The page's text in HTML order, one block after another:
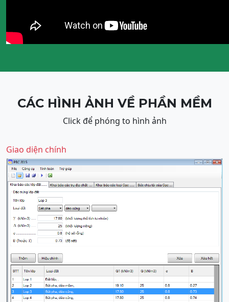
CÁC HÌNH ẢNH VỀ PHẦN MỀM
Click để phóng to hình ảnh
Giao diện chính